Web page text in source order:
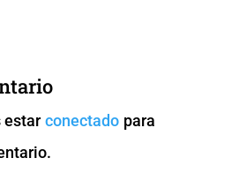
A
p
p k
er
estarconectado para